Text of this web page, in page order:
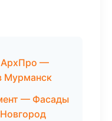
АрхПро —
Мурманск
— Фасады